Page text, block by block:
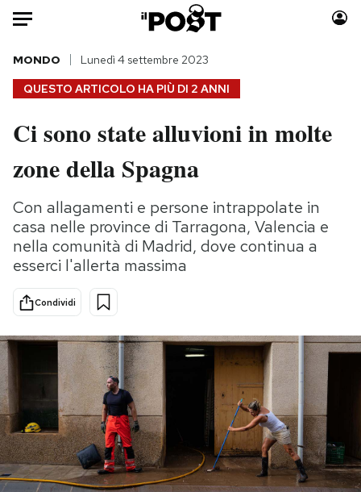
Auto
HOME
Italia
Politica
Tecnologia
Internet
Scienza
Cultura
Economia
Moda
Storie/Idee
Ok Boomer!
Media
PODCAST
NEWSLETTER
QUESTO ARTICOLO HA PIÙ DI 2 ANNI
MONDO Lunedì 4 settembre 2023
Ci sono state alluvioni in molte
zone della Spagna
Con allagamenti e persone intrappolate in
casa nelle province di Tarragona, Valencia e
nella comunità di Madrid, dove continua a
esserci l'allerta massima
Condividi